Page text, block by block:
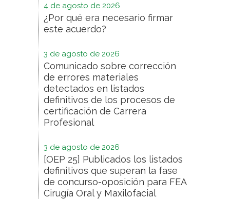
4 de agosto de 2026
¿Por qué era necesario firmar
este acuerdo?
3 de agosto de 2026
Comunicado sobre corrección
de errores materiales
detectados en listados
definitivos de los procesos de
certificación de Carrera
Profesional
3 de agosto de 2026
[OEP 25] Publicados los listados
definitivos que superan la fase
de concurso-oposición para FEA
Cirugía Oral y Maxilofacial